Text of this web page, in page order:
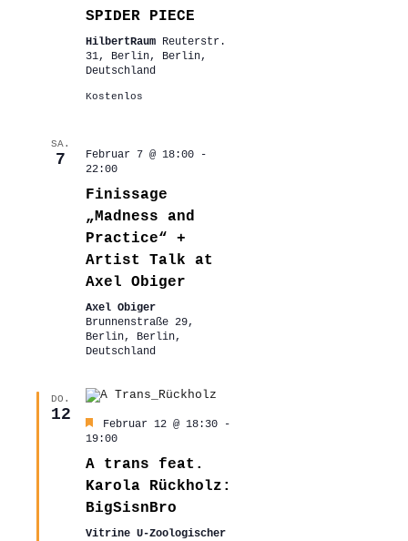
SPIDER PIECE
HilbertRaum Reuterstr.
31, Berlin, Berlin,
Deutschland
Kostenlos
SA.
7 Februar 7 @ 18:00-
22:00
Finissage
„Madness and
Practice“ +
Artist Talk at
Axel Obiger
Axel Obiger
Brunnenstraße 29,
Berlin, Berlin,
Deutschland
DO.
12 Hervorgehoben
Februar 12 @ 18:30-
19:00
A trans feat.
Karola Rückholz:
BigSisnBro
Vitrine U-Zoologischer